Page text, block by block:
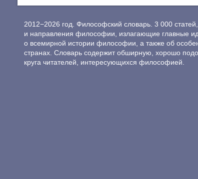
2012−2026 год. Философский словарь. 3 000
и направления философии, излагающие главные
о всемирной истории философии, а также об
странах. Словарь содержит обширную, хорошо
круга читателей, интересующихся философией.